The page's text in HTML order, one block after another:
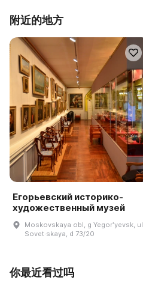
附近的地方
Егорьевский историко-
художественный музей
Moskovskaya obl, g Yegorʹyevsk, ul
Sovet·skaya, d 73/20
你最近看过吗